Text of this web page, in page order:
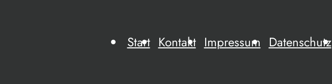
Start Kontakt Impressum Datenschutz